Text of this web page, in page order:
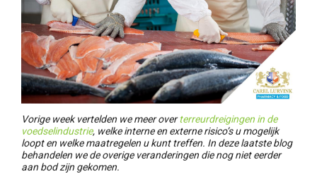
Vorige week vertelden we meer overterreurdreigingen in de
voedselindustrie, welke interne en externe risico’s u mogelijk
loopt en welke maatregelen u kunt treffen. In deze laatste blog
behandelen we de overige veranderingen die nog niet eerder
aan bod zijn gekomen.